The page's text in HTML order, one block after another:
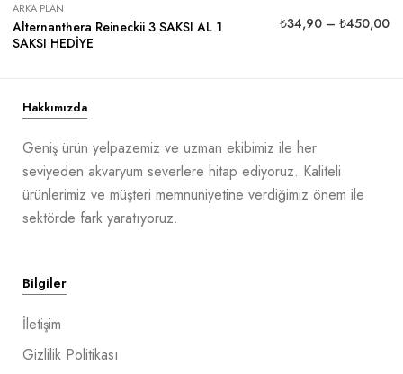
Alternanthera Reineckii 3 SAKSI AL 1
SAKSI HEDİYE
ARKA PLAN
₺34,90 – ₺450,00
Hakkımızda
Geniş ürün yelpazemiz ve uzman ekibimiz ile her
seviyeden akvaryum severlere hitap ediyoruz. Kaliteli
ürünlerimiz ve müşteri memnuniyetine verdiğimiz önem ile
sektörde fark yaratıyoruz.
Bilgiler
İletişim
Gizlilik Politikası